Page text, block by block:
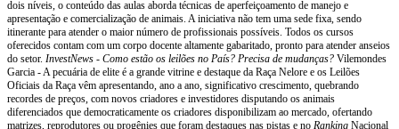
dois níveis, o conteúdo das aulas aborda técnicas de aperfeiçoamento de manejo e
apresentação e comercialização de animais. A iniciativa não tem uma sede fixa, sendo
itinerante para atender o maior número de profissionais possíveis. Todos os cursos
oferecidos contam com um corpo docente altamente gabaritado, pronto para atender anseios
do setor. InvestNews - Como estão os leilões no País? Precisa de mudanças? Vilemondes
Garcia - A pecuária de elite é a grande vitrine e destaque da Raça Nelore e os Leilões
Oficiais da Raça vêm apresentando, ano a ano, significativo crescimento, quebrando
recordes de preços, com novos criadores e investidores disputando os animais
diferenciados que democraticamente os criadores disponibilizam ao mercado, ofertando
matrizes, reprodutores ou progênies que foram destaques nas pistas e no Ranking Nacional